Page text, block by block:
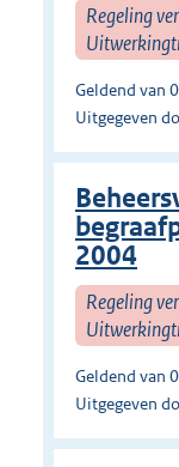
Regeling
Geldend van
Uitgegeven
2004
Regeling
Geldend van
Uitgegeven